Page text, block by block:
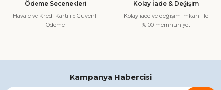
Ödeme Secenekleri
Havale ve Kredi Kartı ile Güvenli
Ödeme
Kolay İade & Değişim
Kolay iade ve değişim imkanı ile
%100 memnuniyet
Kampanya Habercisi